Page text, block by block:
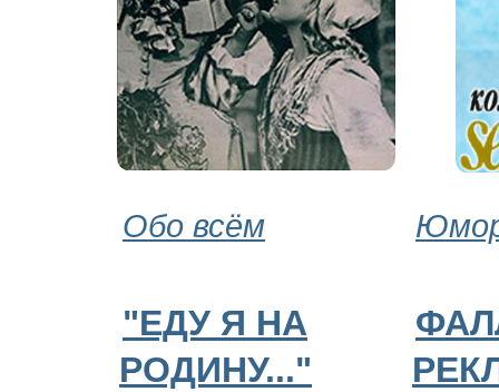
Обо всём
"ЕДУ Я НА
РОДИНУ..."